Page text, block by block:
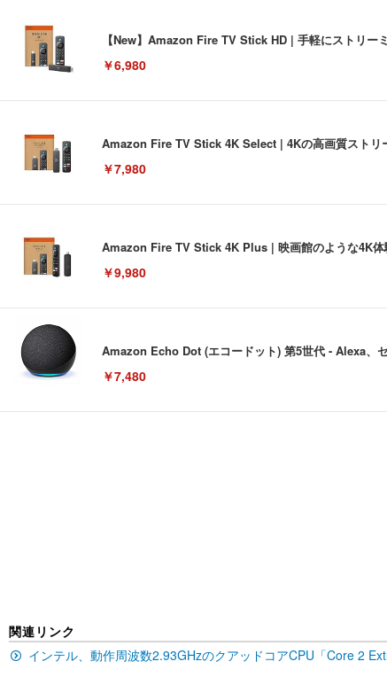
【New】Amazon Fire TV Stick HD | 手軽にストリー
￥6,980
Amazon Fire TV Stick 4K Select | 4Kの高画質ストリ
￥7,980
Amazon Fire TV Stick 4K Plus | 映画館のような4K
￥9,980
Amazon Echo Dot (エコードット) 第5世代 - Alexa、
￥7,480
[EdoErgo] オフィスチェア 椅子 テレワーク 疲れな
EIZO ビジネス向けプレミアムモニター | FlexScan
関連リンク
インテル、動作周波数2.93GHzのクアッドコアCPU「Core 2